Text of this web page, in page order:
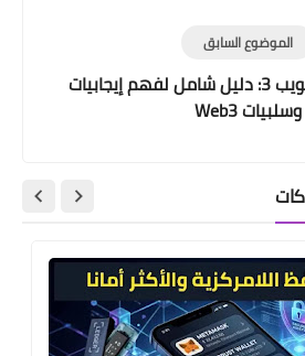
الموضوع السابق
مميزات وعيوب الويب 3: دليل شامل لفهم إيجابيات
وسلبيات Web3